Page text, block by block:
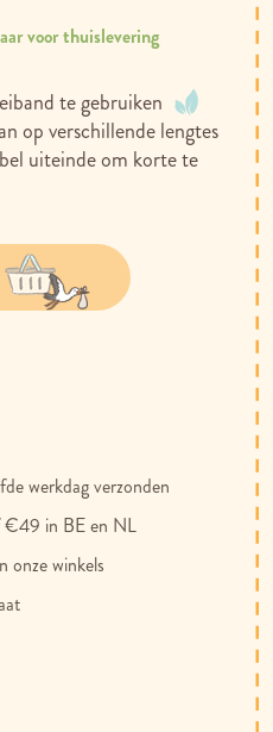
te gebruiken
op verschillende lengtes
uiteinde om korte te
voor thuislevering
werkdag verzonden
€49 in BE en NL
onze winkels